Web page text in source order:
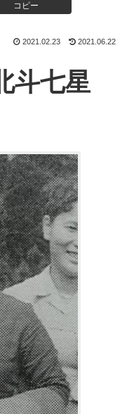
コピー
2021.02.23 2021.06.22
斗七星